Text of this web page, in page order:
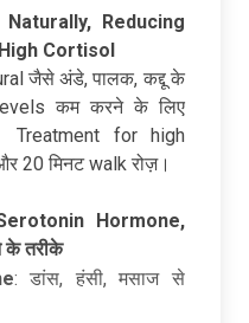
Reducing
Cortisol
जैसे अंडे, पालक, कद्दू के
कम करने के लिए
Treatment for high
20 मिनट walk रोज़।
Hormone,
केतरीके
: डांस, हंसी, मसाज से